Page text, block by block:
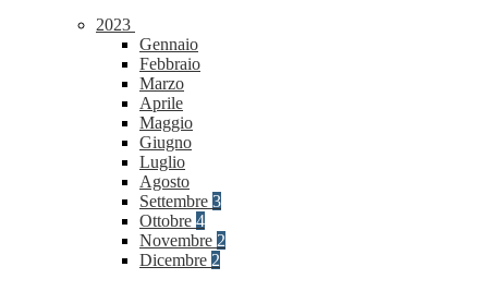
2023
Gennaio
Febbraio
Marzo
Aprile
Maggio
Giugno
Luglio
Agosto
Settembre 3
Ottobre 4
Novembre 2
Dicembre 2